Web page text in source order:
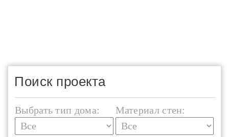
Поиск проекта
Выбрать тип дома: Материал стен: